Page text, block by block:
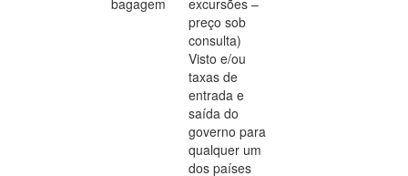
bagagem
excursões –
preço sob
consulta)
Visto e/ou
taxas de
entrada e
saída do
governo para
qualquer um
dos países